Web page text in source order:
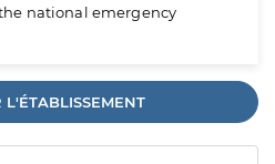
national emergency
L'ÉTABLISSEMENT